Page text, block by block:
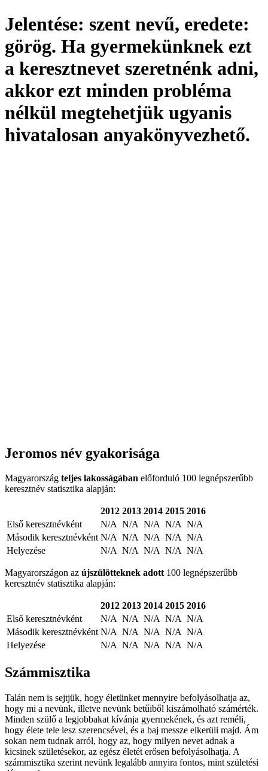
Jelentése: szent nevű, eredete:
görög. Ha gyermekünknek ezt
a keresztnevet szeretnénk adni,
akkor ezt minden probléma
nélkül megtehetjük ugyanis
hivatalosan anyakönyvezhető.
Jeromos név gyakorisága
Magyarország teljes lakosságában előforduló 100 legnépszerűbb
keresztnév statisztika alapján:
2012 2013 2014 2015 2016
Első keresztnévként
N/A N/A N/A N/A N/A
Második keresztnévként N/A N/A N/A N/A N/A
Helyezése
N/A N/A N/A N/A N/A
Magyarországon az újszülötteknek adott100 legnépszerűbb
keresztnév statisztika alapján:
2012 2013 2014 2015 2016
Első keresztnévként
N/A N/A N/A N/A N/A
Második keresztnévként N/A N/A N/A N/A N/A
Helyezése
N/A N/A N/A N/A N/A
Számmisztika
Talán nem is sejtjük, hogy életünket mennyire befolyásolhatja az,
hogy mi a nevünk, illetve nevünk betűiből kiszámolható számérték.
Minden szülő a legjobbakat kívánja gyermekének, és azt reméli,
hogy élete tele lesz szerencsével, és a baj messze elkerüli majd. Ám
sokan nem tudnak arról, hogy az, hogy milyen nevet adnak a
kicsinek születésekor, az egész életét erősen befolyásolhatja. A
számmisztika szerint nevünk legalább annyira fontos, mint születési